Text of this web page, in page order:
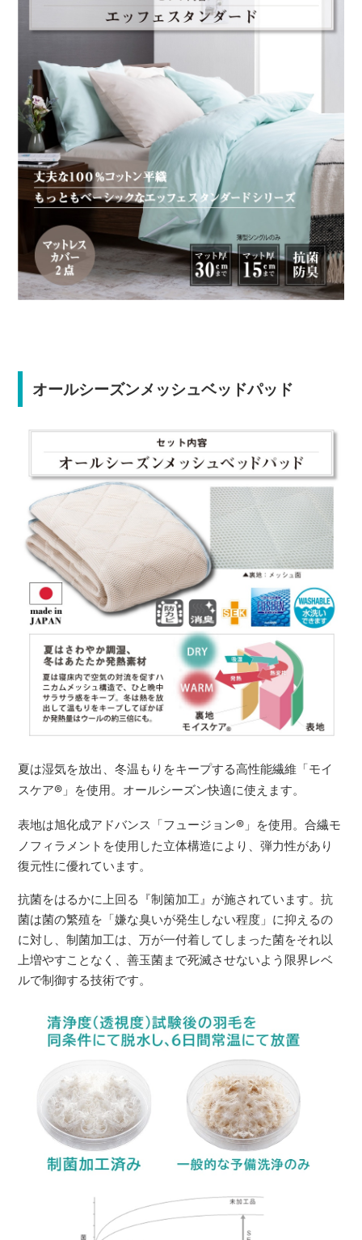
オールシーズンメッシュベッドパッド
夏は湿気を放出、冬温もりをキープする高性能繊維「モイ
スケア® 」を使用。オールシーズン快適に使えます。
表地は旭化成アドバンス「フュージョン® 」を使用。合繊モ
ノフィラメントを使用した立体構造により、弾力性があり
復元性に優れています。
抗菌をはるかに上回る『制箘加工』が施されています。抗
菌は菌の繁殖を「嫌な臭いが発生しない程度」に抑えるの
に対し、制菌加工は、万が一付着してしまった菌をそれ以
上増やすことなく、善玉菌まで死滅させないよう限界レベ
ルで制御する技術です。